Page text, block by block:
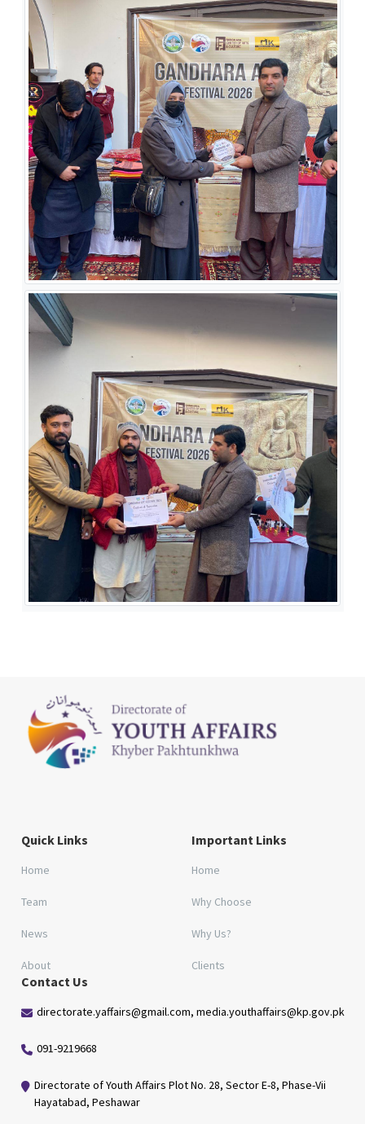
Quick Links
Home
Team
News
About
Important Links
Home
Why Choose
Why Us?
Clients
Contact Us
directorate.yaffairs@gmail.com, media.youthaffairs@kp.gov.pk
091-9219668
Directorate of Youth Affairs Plot No. 28, Sector E-8, Phase-Vii
Hayatabad, Peshawar